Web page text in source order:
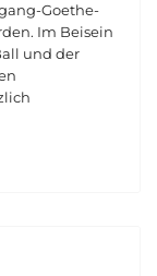
Goethe-
Im Beisein
und der